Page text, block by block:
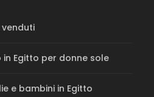
venduti
Egitto per donne sole
e bambini in Egitto